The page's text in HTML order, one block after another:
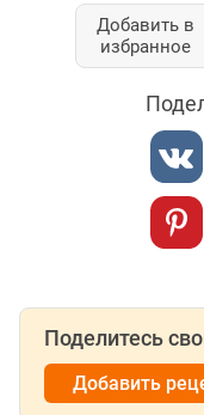
Добавить в
избранное
Поделитесь
Добавить